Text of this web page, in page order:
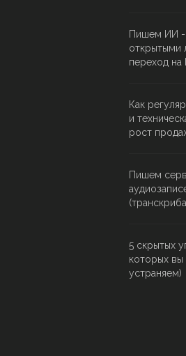
Пишем ИИ -
открытыми
переход на
Как
и
рост
Пишем
5 скрытых
которых вы
устраняем)